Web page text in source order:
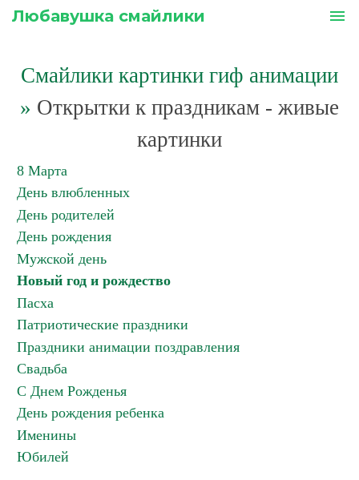
Любавушка смайлики menu
Смайлики картинки гиф анимации
» Открытки к праздникам - живые
картинки
8 Марта
День влюбленных
День родителей
День рождения
Мужской день
Новый год и рождество
Пасха
Патриотические праздники
Праздники анимации поздравления
Свадьба
С Днем Рожденья
День рождения ребенка
Именины
Юбилей